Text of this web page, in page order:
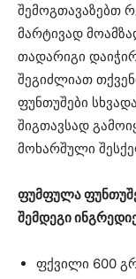
შემოგთავაზებთ
მარტივად
თადარიგი
შეგიძლიათ
ფუნთუშები
შიგთავსად
მოხარშული
ფუმფულა
შემდეგი
ფქვილი 600